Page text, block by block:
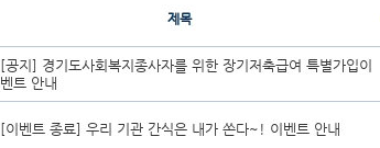
제목
[공지] 경기도사회복지종사자를 위한 장기저축급여 특별가입이
벤트 안내
[이벤트 종료] 우리 기관 간식은 내가 쏜다~! 이벤트 안내